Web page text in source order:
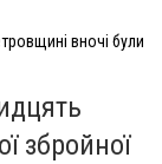
вночі були
збройної